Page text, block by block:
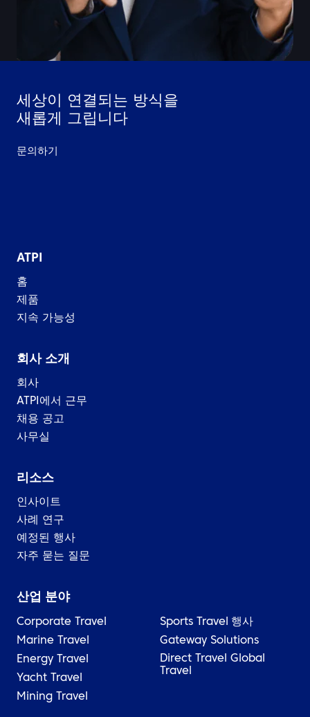
세상이 연결되는 방식을
새롭게 그립니다
문의하기
ATPI
홈
제품
지속 가능성
회사 소개
회사
ATPI에서 근무
채용 공고
사무실
리소스
인사이트
사례 연구
예정된 행사
자주 묻는 질문
산업 분야
Corporate Travel
Marine Travel
Energy Travel
Yacht Travel
Mining Travel
Sports Travel 행사
Gateway Solutions
Direct Travel Global
Travel